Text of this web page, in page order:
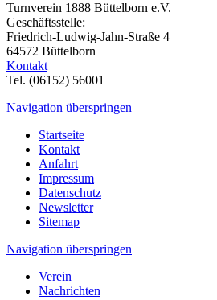
Turnverein 1888 Büttelborn e.V.
Geschäftsstelle:
Friedrich-Ludwig-Jahn-Straße 4
64572 Büttelborn
Kontakt
Tel. (06152) 56001
Navigation überspringen
Startseite
Kontakt
Anfahrt
Impressum
Datenschutz
Newsletter
Sitemap
Navigation überspringen
Verein
Nachrichten